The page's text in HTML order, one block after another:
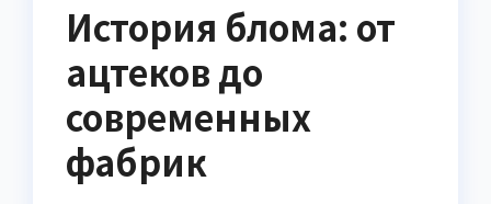
История блома: от
ацтеков до
современных
фабрик